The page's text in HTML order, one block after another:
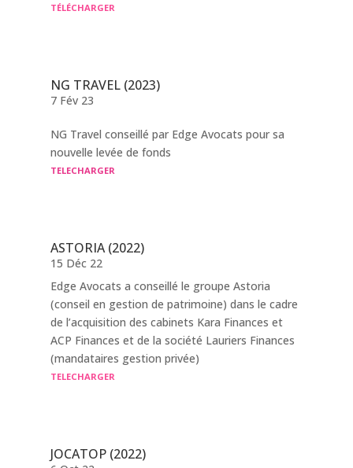
TÉLÉCHARGER
NG TRAVEL (2023)
7 Fév 23
NG Travel conseillé par Edge Avocats pour sa
nouvelle levée de fonds
TELECHARGER
ASTORIA (2022)
15 Déc 22
Edge Avocats a conseillé le groupe Astoria
(conseil en gestion de patrimoine) dans le cadre
de l’acquisition des cabinets Kara Finances et
ACP Finances et de la société Lauriers Finances
(mandataires gestion privée)
TELECHARGER
JOCATOP (2022)